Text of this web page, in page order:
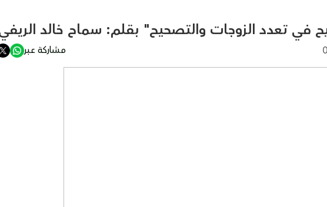
في تعدد الزوجات والتصحيح" بقلم: سماح خالد
مشاركة عبر